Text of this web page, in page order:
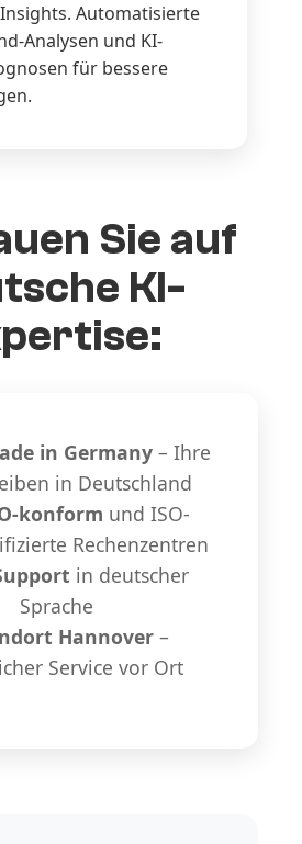
Automatisierte
Analysen und KI-
für bessere
Sie auf
KI-
in Germany– Ihre
in Deutschland
konform und ISO-
Rechenzentren
in deutscher
Sprache
Hannover–
Service vor Ort